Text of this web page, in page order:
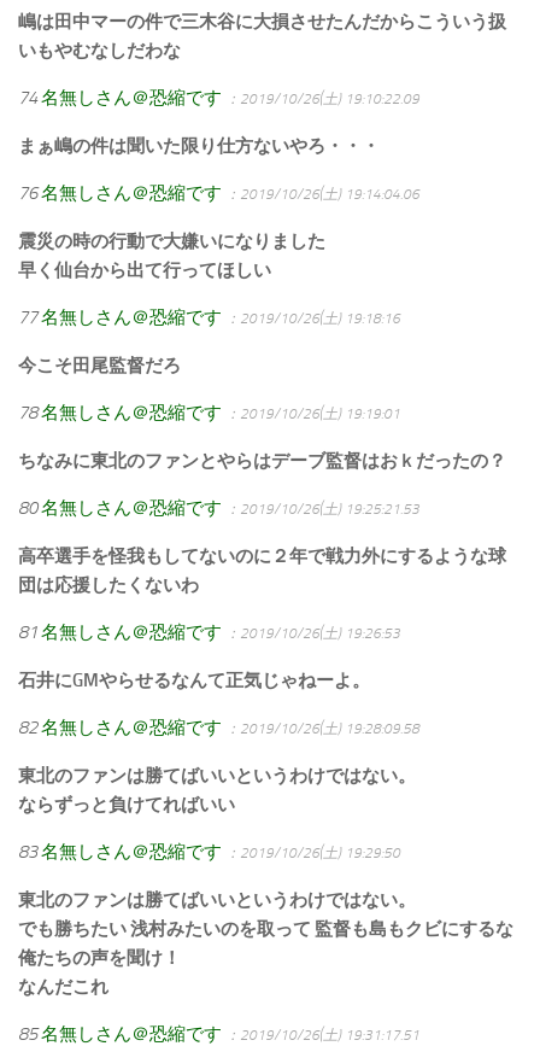
嶋は田中マーの件で三木谷に大損させたんだからこういう扱
いもやむなしだわな
74名無しさん＠恐縮です ：2019/10/26(土) 19:10:22.09
まぁ嶋の件は聞いた限り仕方ないやろ・・・
76名無しさん＠恐縮です ：2019/10/26(土) 19:14:04.06
震災の時の行動で大嫌いになりました
早く仙台から出て行ってほしい
77名無しさん＠恐縮です ：2019/10/26(土) 19:18:16
今こそ田尾監督だろ
78名無しさん＠恐縮です ：2019/10/26(土) 19:19:01
ちなみに東北のファンとやらはデーブ監督はおｋだったの？
80名無しさん＠恐縮です ：2019/10/26(土) 19:25:21.53
高卒選手を怪我もしてないのに２年で戦力外にするような球
団は応援したくないわ
81名無しさん＠恐縮です ：2019/10/26(土) 19:26:53
石井にGMやらせるなんて正気じゃねーよ。
82名無しさん＠恐縮です ：2019/10/26(土) 19:28:09.58
東北のファンは勝てばいいというわけではない。
ならずっと負けてればいい
83名無しさん＠恐縮です ：2019/10/26(土) 19:29:50
東北のファンは勝てばいいというわけではない。
でも勝ちたい 浅村みたいのを取って 監督も島もクビにするな
俺たちの声を聞け！
なんだこれ
85名無しさん＠恐縮です ：2019/10/26(土) 19:31:17.51